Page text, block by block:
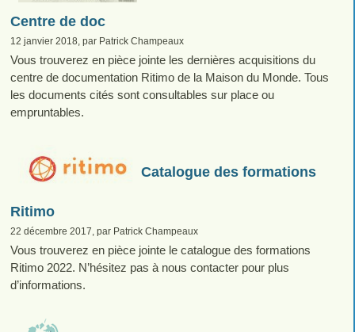
Centre de doc
12 janvier 2018, par Patrick Champeaux
Vous trouverez en pièce jointe les dernières acquisitions du
centre de documentation Ritimo de la Maison du Monde. Tous
les documents cités sont consultables sur place ou
empruntables.
Catalogue des formations
Ritimo
22 décembre 2017, par Patrick Champeaux
Vous trouverez en pièce jointe le catalogue des formations
Ritimo 2022. N’hésitez pas à nous contacter pour plus
d’informations.